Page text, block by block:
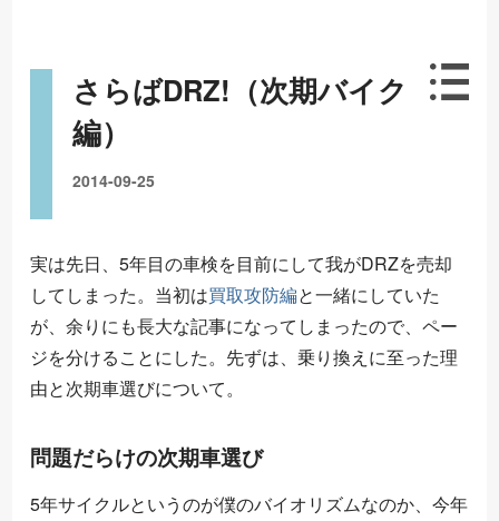
さらばDRZ!（次期バイク
編）
2014-09-25
実は先日、5年目の車検を目前にして我がDRZを売却
してしまった。当初は買取攻防編と一緒にしていた
が、余りにも長大な記事になってしまったので、ペー
ジを分けることにした。先ずは、乗り換えに至った理
由と次期車選びについて。
問題だらけの次期車選び
5年サイクルというのが僕のバイオリズムなのか、今年